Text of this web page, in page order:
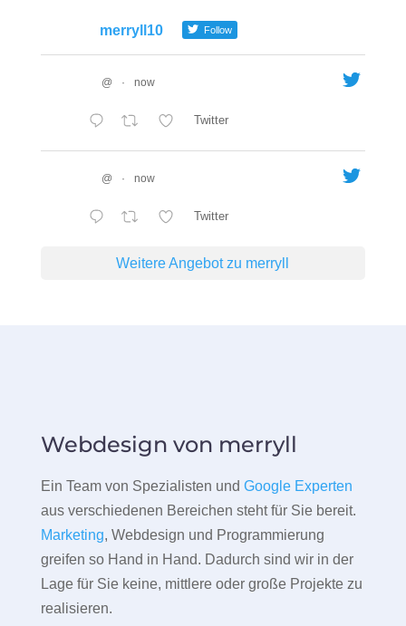
merryll10 Follow
@ · now
Twitter
@ · now
Twitter
Weitere Angebot zu merryll
Webdesign von merryll
Ein Team von Spezialisten und Google Experten
aus verschiedenen Bereichen steht für Sie bereit.
Marketing, Webdesign und Programmierung
greifen so Hand in Hand. Dadurch sind wir in der
Lage für Sie keine, mittlere oder große Projekte zu
realisieren.